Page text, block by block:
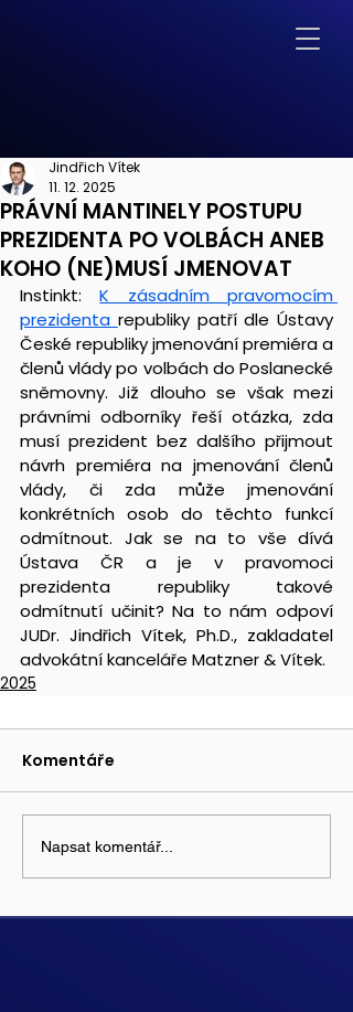
PRÁVNÍ MANTINELY POSTUPU
PREZIDENTA PO VOLBÁCH ANEB
KOHO (NE)MUSÍ JMENOVAT
Jindřich Vítek
11. 12. 2025
Instinkt: K zásadním pravomocím
prezidenta republiky patří dle Ústavy
České republiky jmenování premiéra a
členů vlády po volbách do Poslanecké
sněmovny. Již dlouho se však mezi
právními odborníky řeší otázka, zda
musí prezident bez dalšího přijmout
návrh premiéra na jmenování členů
vlády, či zda může jmenování
konkrétních osob do těchto funkcí
odmítnout. Jak se na to vše dívá
Ústava ČR a je v pravomoci
prezidenta republiky takové
odmítnutí učinit? Na to nám odpoví
JUDr. Jindřich Vítek, Ph.D., zakladatel
advokátní kanceláře Matzner & Vítek.
2025
Komentáře
Napsat komentář...